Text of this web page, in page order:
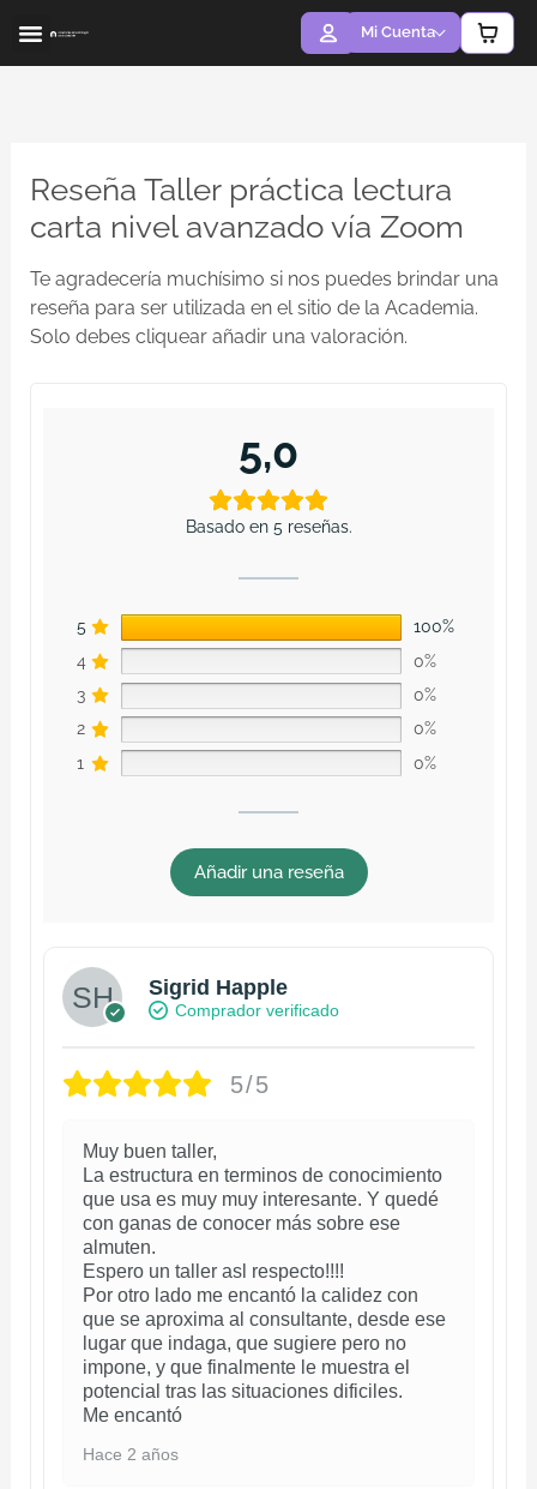
contenido
Mi Cuenta
Reseña Taller práctica lectura
carta nivel avanzado vía Zoom
Te agradecería muchísimo si nos puedes brindar una
reseña para ser utilizada en el sitio de la Academia.
Solo debes cliquear añadir una valoración.
5,0
Basado en 5 reseñas.
5
100%
4
0%
3
0%
2
0%
1
0%
Añadir una reseña
Sigrid Happle
Comprador verificado
5/5
Muy buen taller,
La estructura en terminos de conocimiento
que usa es muy muy interesante. Y quedé
con ganas de conocer más sobre ese
almuten.
Espero un taller asl respecto!!!!
Por otro lado me encantó la calidez con
que se aproxima al consultante, desde ese
lugar que indaga, que sugiere pero no
impone, y que finalmente le muestra el
potencial tras las situaciones dificiles.
Me encantó
Hace 2 años